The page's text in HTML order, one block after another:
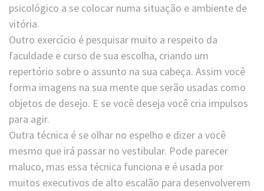
psicológico a se colocar numa situação e ambiente de
vitória.
Outro exercício é pesquisar muito a respeito da
faculdade e curso de sua escolha, criando um
repertório sobre o assunto na sua cabeça. Assim você
forma imagens na sua mente que serão usadas como
objetos de desejo. E se você deseja você cria impulsos
para agir.
Outra técnica é se olhar no espelho e dizer a você
mesmo que irá passar no vestibular. Pode parecer
maluco, mas essa técnica funciona e é usada por
muitos executivos de alto escalão para desenvolverem